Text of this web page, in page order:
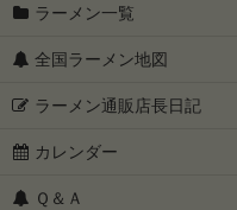
ラーメン一覧
全国ラーメン地図
ラーメン通販店長日記
カレンダー
Ｑ＆Ａ